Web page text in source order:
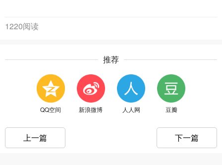
1220阅读
推荐
QQ空间 新浪微博 人人网 豆瓣
上一篇 下一篇